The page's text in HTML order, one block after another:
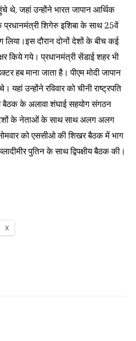
थे, जहां उन्होंने भारत जापान आर्थिक
शिगेरु इशिबा के साथ 25वें
लिया।इस दौरान दोनों देशों के बीच कई
किये गये। प्रधानमंत्री सेंडाई शहर भी
हब माना जाता है। पीएम मोदी जापान
यहां उन्होंने रविवार को चीनी राष्ट्रपति
बैठक के अलावा शंघाई सहयोग संगठन
के नेताओं के साथ साथ अलग अलग
को एससीओ की शिखर बैठक में भाग
पुतिन के साथ द्विपक्षीय बैठक की।
X